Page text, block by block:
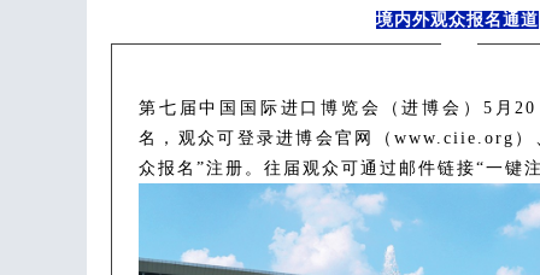
境内外观众报名通道
第七届中国国际进口博览会（进博会）5月
名，观众可登录进博会官网（www.ciie.org）
众报名”注册。往届观众可通过邮件链接“一键